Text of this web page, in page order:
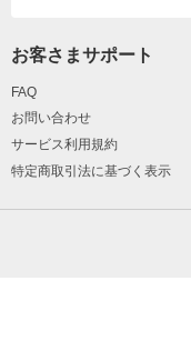
お客さまサポート
FAQ
お問い合わせ
サービス利用規約
特定商取引法に基づく表示